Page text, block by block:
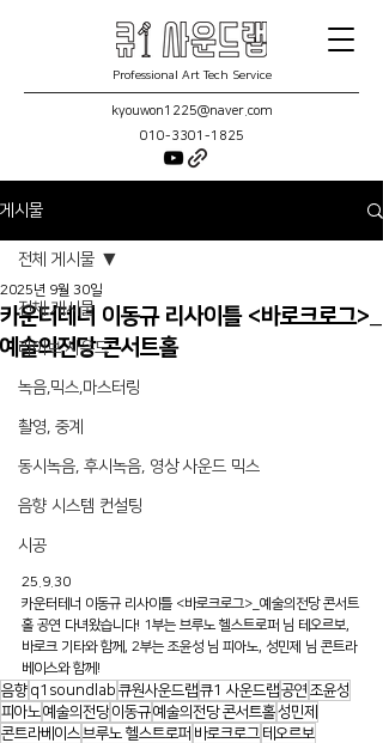
Professional Art Tech Service
kyouwon1225@naver.com
010-3301-1825
게시물
전체 게시물
라이브 사운드
녹음,믹스,마스터링
촬영, 중계
동시녹음, 후시녹음, 영상 사운드 믹스
음향 시스템 컨설팅
시공
전체 게시물
카운터테너 이동규 리사이틀 <바로크로그>_
예술의전당 콘서트홀
2025년 9월 30일
25.9.30
카운터테너 이동규 리사이틀 <바로크로그>_예술의전당 콘서트
홀 공연 다녀왔습니다! 1부는 브루노 헬스트로퍼 님 테오르보,
바로크 기타와 함께, 2부는 조윤성 님 피아노, 성민제 님 콘트라
베이스와 함께!
음향 q1soundlab 큐원사운드랩큐1 사운드랩공연 조윤성
피아노 예술의전당 이동규예술의전당 콘서트홀성민제
콘트라베이스 브루노 헬스트로퍼 바로크로그 테오르보